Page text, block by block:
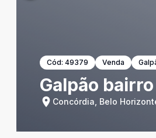
Cód: 49379 Venda
Galpão
Concórdia, Belo